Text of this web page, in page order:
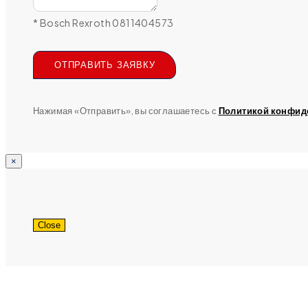
* Bosch Rexroth 0811404573
ОТПРАВИТЬ ЗАЯВКУ
Нажимая «Отправить», вы соглашаетесь с Политикой
×
Close